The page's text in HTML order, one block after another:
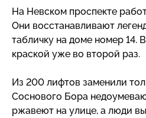
На Невском проспекте
Они восстанавливают
табличку на доме номер 14.
краской уже во второй раз.
Из 200 лифтов заменили
Соснового Бора
ржавеют на улице, а люди